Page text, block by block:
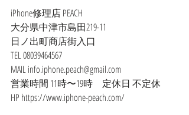
iPhone修理店 PEACH
大分県中津市島田219-11
日ノ出町商店街入口
TEL 08039464567
MAIL info.iphone.peach@gmail.com
営業時間 11時〜19時　定休日 不定休
HP https://www.iphone-peach.com/